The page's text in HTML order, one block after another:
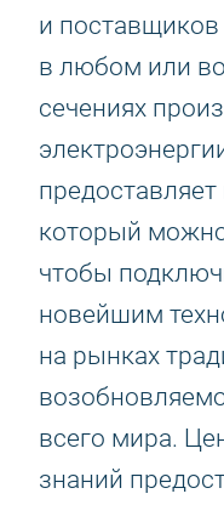
и
в любом или
сечениях
который
чтобы
новейшим
на рынках
всего мира.
знаний